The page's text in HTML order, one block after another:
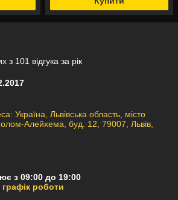
з 101 відгука за рік
Україна, Львівська область, місто
Алейхема, буд. 12, 79007, Львів,
з 09:00 до 19:00
роботи